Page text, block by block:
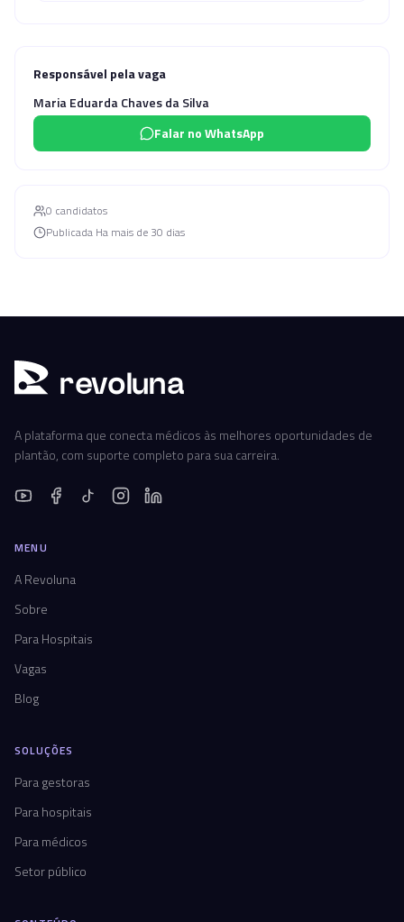
Responsável pela vaga
Maria Eduarda Chaves da Silva
Falar no WhatsApp
0 candidatos
Publicada Ha mais de 30 dias
revoluna
A plataforma que conecta médicos às melhores oportunidades de
plantão, com suporte completo para sua carreira.
MENU
A Revoluna
Sobre
Para Hospitais
Vagas
Blog
SOLUÇÕES
Para gestoras
Para hospitais
Para médicos
Setor público